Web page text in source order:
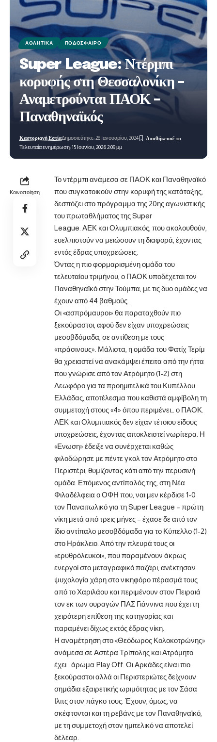
ΑΘΛΗΤΙΚΆ ΠΟΔΌΣΦΑΙΡΟ
Super League: Ντέρμπι
κορυφής στη Θεσσαλονίκη –
Αναμετρούνται ΠΑΟΚ –
Παναθηναϊκός
Τελευταία ενημέρωση: 15 Ιουνίου, 2026 2:09 μμ
Καστοριανή ΕστίαΔημοσιεύτηκε: 28 Ιανουαρίου, 2024
Κοινοποίηση
Το ντέρμπι ανάμεσα σε ΠΑΟΚ και Παναθηναϊκό
που συγκατοικούν στην κορυφή της κατάταξης,
δεσπόζει στο πρόγραμμα της 20ης αγωνιστικής
του πρωταθλήματος της Super
League. ΑΕΚ και Ολυμπιακός, που ακολουθούν,
ευελπιστούν να μειώσουν τη διαφορά, έχοντας
εντός έδρας υποχρεώσεις.
Όντας η πιο φορμαρισμένη ομάδα του
τελευταίου τριμήνου, ο ΠΑΟΚ υποδέχεται τον
Παναθηναϊκό στην Τούμπα, με τις δυο ομάδες να
έχουν από 44 βαθμούς.
Οι «ασπρόμαυροι» θα παραταχθούν πιο
ξεκούραστοι, αφού δεν είχαν υποχρεώσεις
μεσοβδόμαδα, σε αντίθεση με τους
«πράσινους». Μάλιστα, η ομάδα του Φατίχ Τερίμ
θα χρειαστεί να ανακάμψει έπειτα από την ήττα
που γνώρισε από τον Ατρόμητο (1-2) στη
Λεωφόρο για τα προημιτελικά του Κυπέλλου
Ελλάδας, αποτέλεσμα που καθιστά αμφίβολη τη
συμμετοχή στους «4» όπου περιμένει… ο ΠΑΟΚ.
ΑΕΚ και Ολυμπιακός δεν είχαν τέτοιου είδους
υποχρεώσεις, έχοντας αποκλειστεί νωρίτερα. Η
«Ενωση» έδειξε να συνέρχεται καθώς
φιλοδώρησε με πέντε γκολ τον Ατρόμητο στο
Περιστέρι, θυμίζοντας κάτι από την περυσινή
ομάδα. Επόμενος αντίπαλός της, στη Νέα
Φιλαδέλφεια ο ΟΦΗ που, ναι μεν κέρδισε 1-0
τον Παναιτωλικό για τη Super League – πρώτη
νίκη μετά από τρεις μήνες – έχασε δε από τον
ίδιο αντίπαλο μεσοβδόμαδα για το Κύπελλο (1-2)
στο Ηράκλειο. Από την πλευρά τους οι
«ερυθρόλευκοι», που παραμένουν άκρως
ενεργοί στο μεταγραφικό παζάρι, ανέκτησαν
ψυχολογία χάρη στο νικηφόρο πέρασμά τους
από το Χαριλάου και περιμένουν στον Πειραιά
τον εκ των ουραγών ΠΑΣ Γιάννινα που έχει τη
χειρότερη επίθεση της κατηγορίας και
παραμένει δίχως εκτός έδρας νίκη.
Η αναμέτρηση στο «Θεόδωρος Κολοκοτρώνης»
ανάμεσα σε Αστέρα Τρίπολης και Ατρόμητο
έχει… άρωμα Play Off. Οι Αρκάδες είναι πιο
ξεκούραστοι αλλά οι Περιστεριώτες δείχνουν
σημάδια εξαιρετικής ωριμότητας με τον Σάσα
Ιλιτς στον πάγκο τους. Έχουν, όμως, να
σκέφτονται και τη ρεβάνς με τον Παναθηναϊκό,
με τη συμμετοχή στον ημιτελικό να αποτελεί
δέλεαρ.